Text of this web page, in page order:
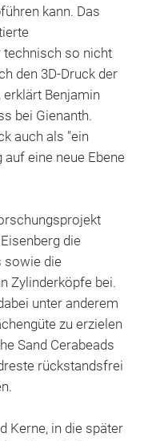
kann. Das
technisch so nicht
den 3D-Druck der
Benjamin
bei Gienanth.
auch als "ein
auf eine neue Ebene
die
sowie die
Zylinderköpfe bei.
unter anderem
zu erzielen
Sand Cerabeads
rückstandsfrei
Kerne, in die später